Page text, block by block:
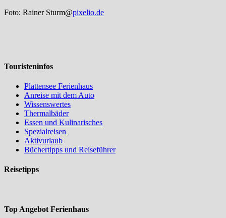
Foto: Rainer Sturm@pixelio.de
Touristeninfos
Plattensee Ferienhaus
Anreise mit dem Auto
Wissenswertes
Thermalbäder
Essen und Kulinarisches
Spezialreisen
Aktivurlaub
Büchertipps und Reiseführer
Reisetipps
Top Angebot Ferienhaus